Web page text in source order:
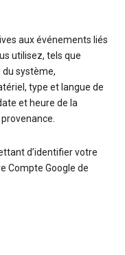
aux événements liés
utilisez, tels que
système,
type et langue de
et heure de la
d’identifier votre
Compte Google de